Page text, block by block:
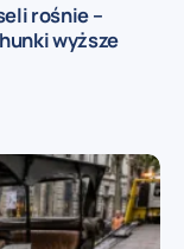
rośnie –
wyższe